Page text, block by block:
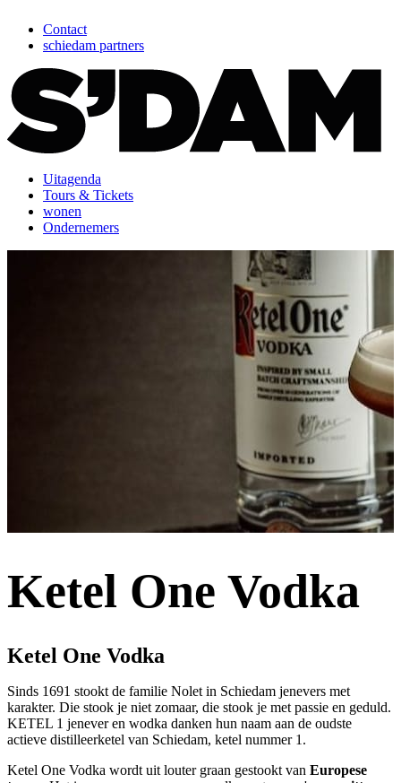
Contact
schiedam partners
Uitagenda
Tours & Tickets
wonen
Ondernemers
Ketel One Vodka
Ketel One Vodka
Sinds 1691 stookt de familie Nolet in Schiedam jenevers met
karakter. Die stook je niet zomaar, die stook je met passie en geduld.
KETEL 1 jenever en wodka danken hun naam aan de oudste
actieve distilleerketel van Schiedam, ketel nummer 1.
Ketel One Vodka wordt uit louter graan gestookt van Europese